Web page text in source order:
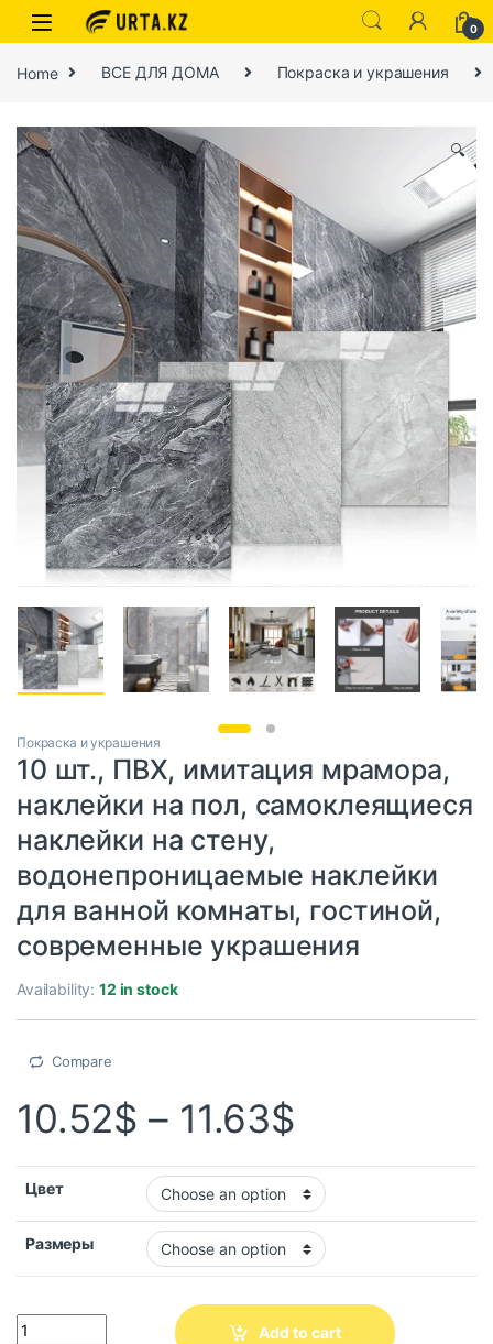
0
Home ВСЕ ДЛЯ ДОМА Покраска и украшения
🔍
Покраска и украшения
10 шт., ПВХ, имитация мрамора,
наклейки на пол, самоклеящиеся
наклейки на стену,
водонепроницаемые наклейки
для ванной комнаты, гостиной,
современные украшения
Availability:12 in stock
Compare
10.52$ – 11.63$
Цвет
Размеры
Add to cart